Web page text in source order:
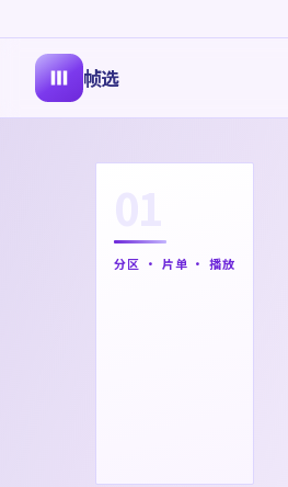
帧选
分区 · 片单 · 播放